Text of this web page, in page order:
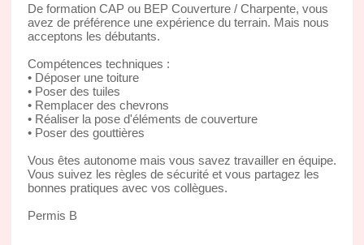
De formation CAP ou BEP Couverture / Charpente, vous
avez de préférence une expérience du terrain. Mais nous
acceptons les débutants.
Compétences techniques :
• Déposer une toiture
• Poser des tuiles
• Remplacer des chevrons
• Réaliser la pose d'éléments de couverture
• Poser des gouttières
Vous êtes autonome mais vous savez travailler en équipe.
Vous suivez les règles de sécurité et vous partagez les
bonnes pratiques avec vos collègues.
Permis B